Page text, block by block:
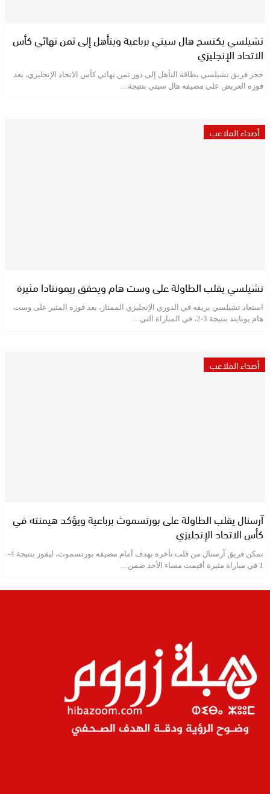
تشيلسي يكتسح هال سيتي برباعية ويتأهل إلى ثمن نهائي كأس
الاتحاد الإنجليزي
حجز فريق تشيلسي بطاقة التأهل إلى دور ثمن نهائي كأس الاتحاد الإنجليزي، بعد
فوزه العريض على مضيفه هال سيتي بنتيجة…
أصداء الملاعب
تشيلسي يقلب الطاولة على وست هام ويحقق ريمونتادا مثيرة
استعاد تشيلسي بريقه في الدوري الإنجليزي الممتاز، بعد فوزه المثير على وست
هام يونايتد بنتيجة 3-2، في المباراة التي…
أصداء الملاعب
آرسنال يقلب الطاولة على بورتسموث برباعية ويؤكد هيمنته في
كأس الاتحاد الإنجليزي
تمكن فريق آرسنال من قلب تأخره بهدف أمام مضيفه بورتسموث، ليفوز بنتيجة 4-
1 في مباراة مثيرة أقيمت مساء الأحد ضمن…